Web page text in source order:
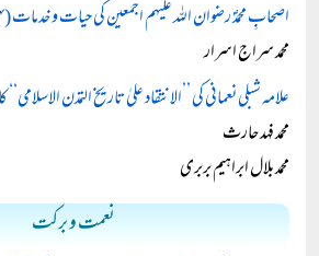
اصحابِ محمدؐ رضوان اللہ علیہم اجمعین کی حیات و خدمات (۴)
محمد سراج اسرار
علامہ شبلی نعمانی کی ’’الانتقاد علیٰ تاریخ التمدن الاسلامی‘‘
محمد فہد حارث
محمد بلال ابراہیم بربری
نعمت و برکت